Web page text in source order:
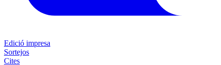
Edició impresa
Sortejos
Cites